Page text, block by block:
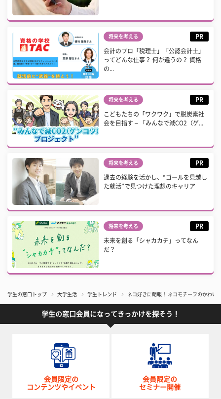
将来を考える PR
会計のプロ「税理士」「公認会計士」
ってどんな仕事？ 何が違うの？ 資格
の...
将来を考える PR
こどもたちの「ワクワク」で脱炭素社
会を目指す – 「みんなで減CO2（ゲ...
将来を考える PR
過去の経験を活かし、“ゴールを見越し
た就活”で見つけた理想のキャリア
将来を考える PR
未来を創る「シャカカチ」ってなん
だ？
学生の窓口トップ 大学生活 学生トレンド ネコ好きに朗報！ ネコモチーフのかわ
学生の窓口会員になってきっかけを探そう！
会員限定の
コンテンツやイベント
会員限定の
セミナー開催